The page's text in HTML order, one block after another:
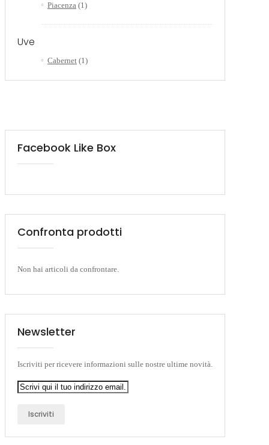
Piacenza (1)
Uve
Cabernet (1)
Facebook Like Box
Confronta prodotti
Non hai articoli da confrontare.
Newsletter
Iscriviti per ricevere informazioni sulle nostre ultime novità.
Iscriviti